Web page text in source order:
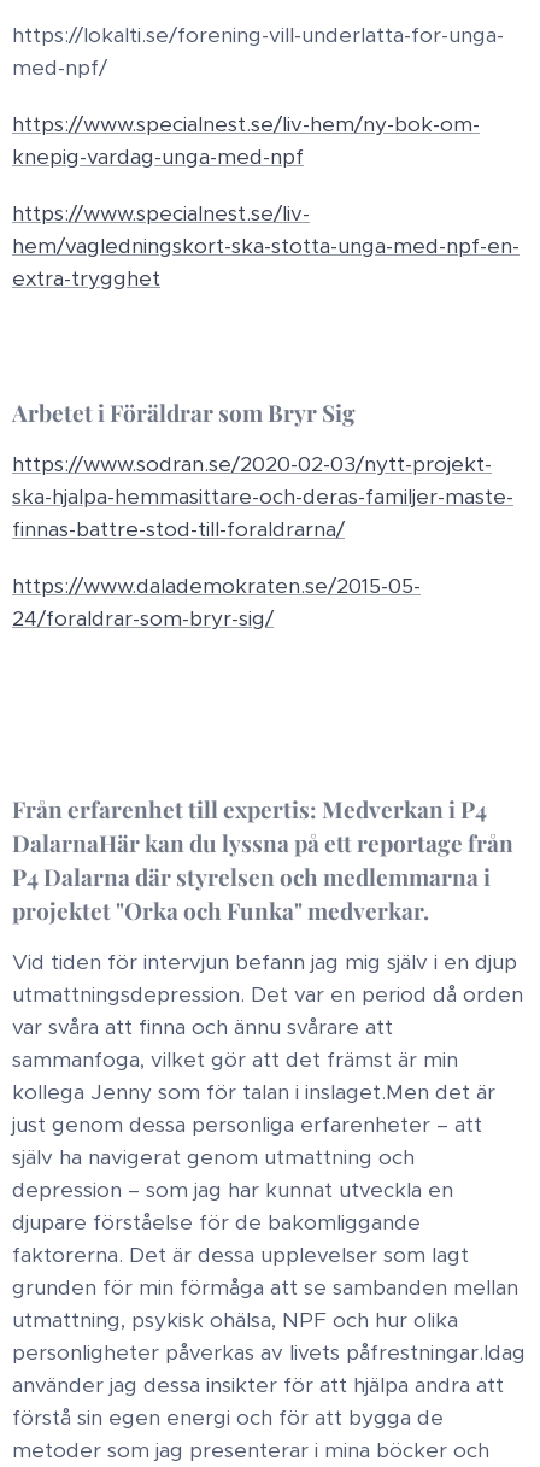
https://lokalti.se/forening-vill-underlatta-for-unga-
med-npf/
https://www.specialnest.se/liv-hem/ny-bok-om-
knepig-vardag-unga-med-npf
https://www.specialnest.se/liv-
hem/vagledningskort-ska-stotta-unga-med-npf-en-
extra-trygghet
Arbetet i Föräldrar som Bryr Sig
https://www.sodran.se/2020-02-03/nytt-projekt-
ska-hjalpa-hemmasittare-och-deras-familjer-maste-
finnas-battre-stod-till-foraldrarna/
https://www.dalademokraten.se/2015-05-
24/foraldrar-som-bryr-sig/
Från erfarenhet till expertis: Medverkan i P4
Dalarna ​Här kan du lyssna på ett reportage från
P4 Dalarna där styrelsen och medlemmarna i
projektet "Orka och Funka" medverkar. ​
Vid tiden för intervjun befann jag mig själv i en djup
utmattningsdepression. Det var en period då orden
var svåra att finna och ännu svårare att
sammanfoga, vilket gör att det främst är min
kollega Jenny som för talan i inslaget. ​Men det är
just genom dessa personliga erfarenheter – att
själv ha navigerat genom utmattning och
depression – som jag har kunnat utveckla en
djupare förståelse för de bakomliggande
faktorerna. Det är dessa upplevelser som lagt
grunden för min förmåga att se sambanden mellan
utmattning, psykisk ohälsa, NPF och hur olika
personligheter påverkas av livets påfrestningar. ​Idag
använder jag dessa insikter för att hjälpa andra att
förstå sin egen energi och för att bygga de
metoder som jag presenterar i mina böcker och